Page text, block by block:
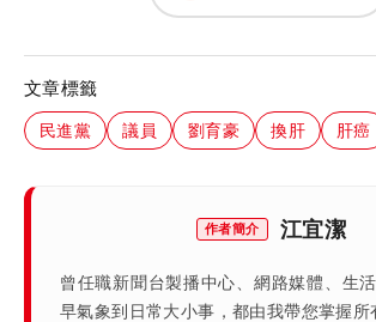
文章標籤
民進黨 議員 劉育豪 換肝 肝癌
作者簡介 江宜潔
曾任職新聞台製播中心、網路媒體、生
早氣象到日常大小事，都由我帶您掌握所